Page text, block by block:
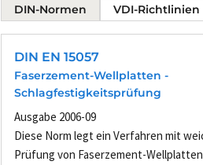
DIN-Normen VDI-Richtlinien
DIN EN 15057
Faserzement-Wellplatten -
Schlagfestigkeitsprüfung
Ausgabe 2006-09
Diese Norm legt ein Verfahren mit
Prüfung von Faserzement-